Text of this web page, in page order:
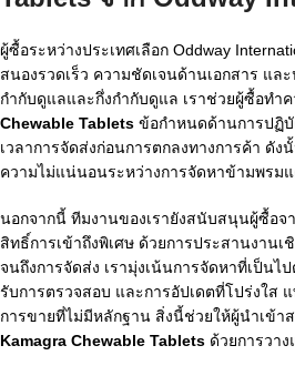
ผู้ซื้อระหว่างประเทศเลือก Oddway
สนองรวดเร็ว ความชัดเจนด้านเอกสาร แ
กำกับดูแลและกึ่งกำกับดูแล เราช่วยผู้ซื้อทำค
Chewable Tablets ข้อกำหนดด้านการปฏิบั
เวลาการจัดส่งก่อนการตกลงทางการค้า ดั
ความไม่แน่นอนระหว่างการจัดหาข้ามพรม
นอกจากนี้ ทีมงานของเรายังสนับสนุนผู้ซื้อจ
สิทธิ์การเข้าถึงพิเศษ ด้วยการประสานงาน
จนถึงการจัดส่ง เรามุ่งเน้นการจัดหาที่เป็น
รับการตรวจสอบ และการอัปเดตที่โปร่งใส
การขายที่ไม่มีหลักฐาน สิ่งนี้ช่วยให้ผู้นำเข้า
Kamagra Chewable Tablets ด้วยการวา